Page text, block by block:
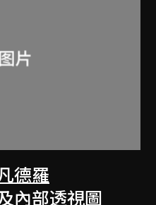
德羅
內部透視圖